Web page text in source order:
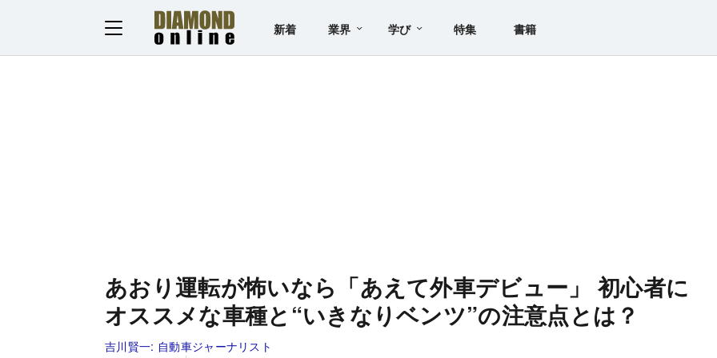
新着 業界 学び 特集 書籍
あおり運転が怖いなら「あえて外車デビュー」 初心者に
オススメな車種と“いきなりベンツ”の注意点とは？
吉川賢一: 自動車ジャーナリスト